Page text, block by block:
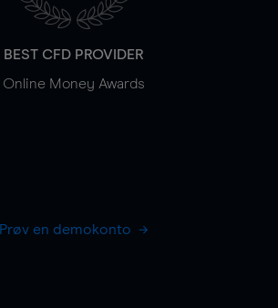
BEST CFD PROVIDER
Online Money Awards
Prøv en demokonto